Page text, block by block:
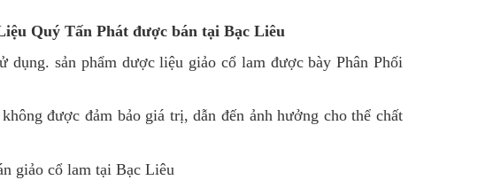
Quý Tấn Phát được bán tại Bạc Liêu
dụng. sản phẩm dược liệu giảo cổ lam được bày Phân Phối
được đảm bảo giá trị, dẫn đến ảnh hưởng cho thể chất